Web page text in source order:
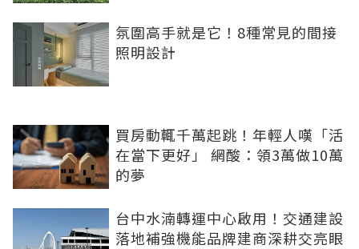
氛圍高手就是它！8種常見的間接
照明設計
買房動輒千萬起跳！年輕人嘆「活
在當下更好」 網酸：領3萬做10萬
的夢
台中水湳轉運中心啟用！交通建設
落地補強機能品牌建商深耕交亮眼